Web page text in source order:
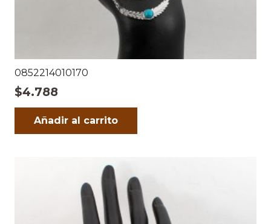
0852214010170
$4.788
Añadir al carrito